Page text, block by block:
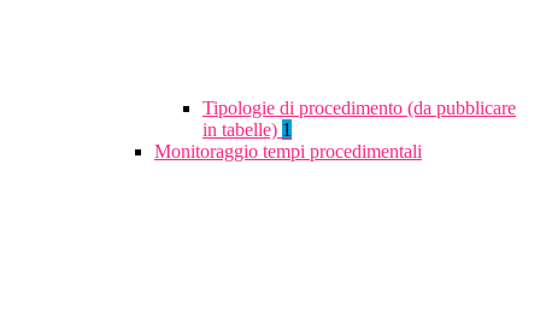
Tipologie di procedimento (da pubblicare
in tabelle) 1
Monitoraggio tempi procedimentali